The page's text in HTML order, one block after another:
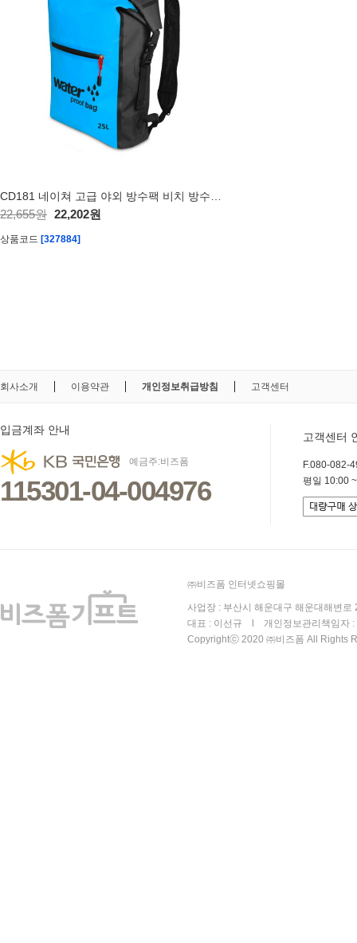
22,655원 22,202원
상품코드 [327884]
회사소개 이용약관 개인정보취급방침 고객센터
입금계좌 안내
예금주:비즈폼
115301-04-004976
고객센터
F.080-082-
평일 10:00
㈜비즈폼 인터넷쇼핑몰
사업장 : 부산시 해운대구 해운대해변
대표 : 이선규 l 개인정보관리책임자
Copyrightⓒ 2020 ㈜비즈폼 All Rights